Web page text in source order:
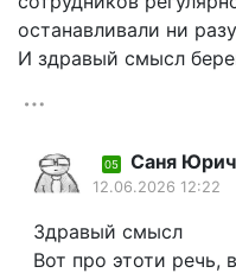
останавливали ни
И здравый смысл
05 Саня Юрич
12.06.2026 12:22
Здравый смысл
Вот про этоти речь,